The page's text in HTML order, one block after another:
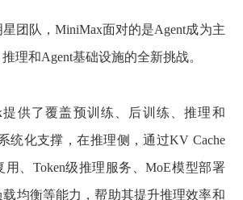
团队，MiniMax面对的是Agent成为主
理和Agent基础设施的全新挑战。
提供了覆盖预训练、后训练、推理和
统化支撑，在推理侧，通过KV Cache
用、Token级推理服务、MoE模型部署
均衡等能力，帮助其提升推理效率和